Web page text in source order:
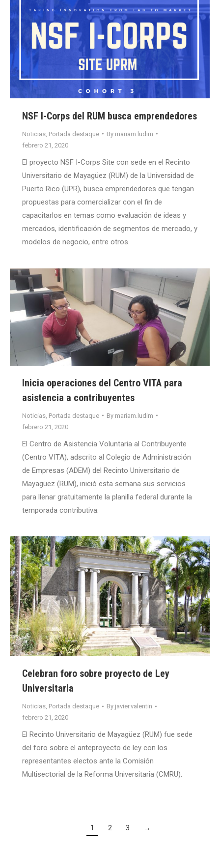
NSF I-Corps del RUM busca emprendedores
Noticias Portada destaque By mariam.ludim
febrero 21, 2020
El proyecto NSF I-Corps Site con sede en el Recinto
Universitario de Mayagüez (RUM) de la Universidad de
Puerto Rico (UPR), busca emprendedores que tengan
propuestas para comercializar con el fin de
capacitarlos en temas como evaluación de ideas y
mercados, identificación de segmentos de mercado, y
modelos de negocio, entre otros.
Inicia operaciones del Centro VITA para
asistencia a contribuyentes
Noticias Portada destaque By mariam.ludim
febrero 21, 2020
El Centro de Asistencia Voluntaria al Contribuyente
(Centro VITA), adscrito al Colegio de Administración
de Empresas (ADEM) del Recinto Universitario de
Mayagüez (RUM), inició esta semana sus servicios
para llenar gratuitamente la planilla federal durante la
temporada contributiva.
Celebran foro sobre proyecto de Ley
Universitaria
Noticias, Portada destaque By javier.valentin
febrero 21, 2020
El Recinto Universitario de Mayagüez (RUM) fue sede
del foro sobre el anteproyecto de ley con los
representantes electos ante la Comisión
Multisectorial de la Reforma Universitaria (CMRU).
1 2 3 →